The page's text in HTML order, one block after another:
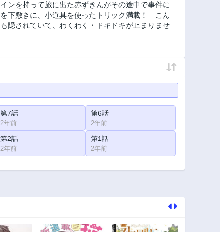
を持って旅に出た赤ずきんがその途中で事件に
下敷きに、小道具を使ったトリック満載！ こん
隠されていて、わくわく・ドキドキが止まりませ
第7話
2年前
第6話
2年前
第2話
2年前
第1話
2年前